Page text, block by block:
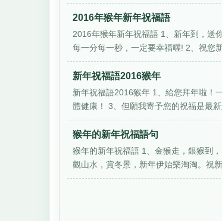
2016年猴年新年祝福語
2016年猴年新年祝福語 1、新年到，送
每一分每一秒，一定要幸福喔! 2、祝您
新年祝福語2016猴年
新年祝福語2016猴年 1、給您拜年啦！
體健康！ 3、但願我寄予您的祝福是最新
猴年的新年祝福語句
猴年的新年祝福語 1、金猴走，銀猴到
觀山水，賞冬景，新年伊始樂淘淘。祝